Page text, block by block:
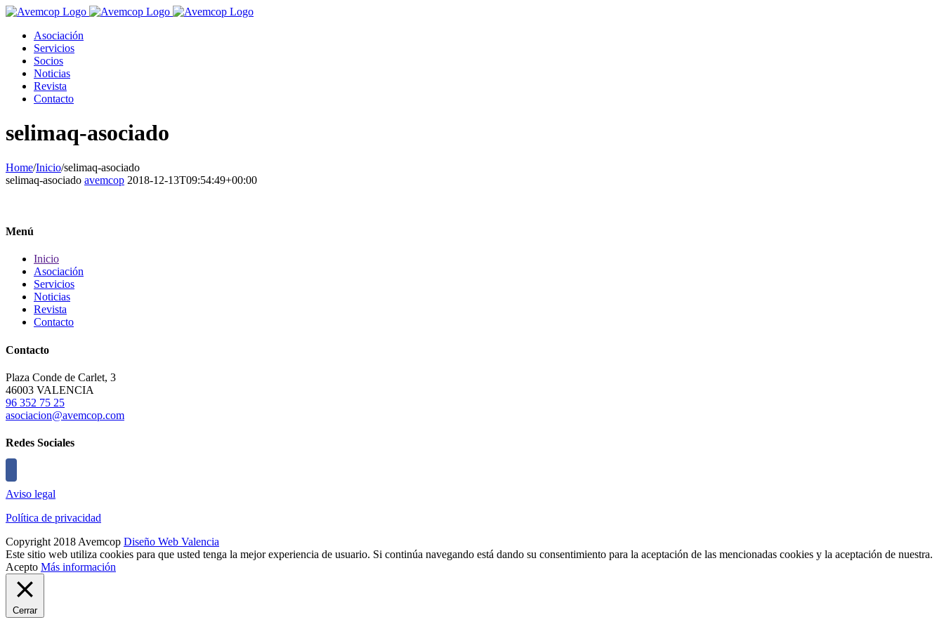
Asociación
Servicios
Socios
Noticias
Revista
Contacto
selimaq-asociado
Home/Inicio/selimaq-asociado
selimaq-asociado avemcop 2018-12-13T09:54:49+00:00
Menú
Inicio
Asociación
Servicios
Noticias
Revista
Contacto
Contacto
Plaza Conde de Carlet, 3
46003 VALENCIA
96 352 75 25
asociacion@avemcop.com
Redes Sociales
Aviso legal
Política de privacidad
Copyright 2018 Avemcop Diseño Web Valencia
Este sitio web utiliza cookies para que usted tenga la mejor experiencia de usuario. Si continúa navegando está dando su consentimiento para la aceptación de las mencionadas cookies y la aceptación de nuestra.
Acepto Más información
Cerrar